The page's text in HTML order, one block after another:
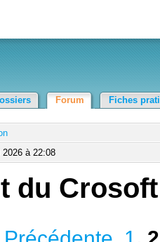
Forum Fiches
2026 à 22:08
du